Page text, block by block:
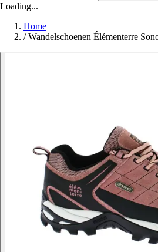
Loading...
Home
/ Wandelschoenen Élémenterre